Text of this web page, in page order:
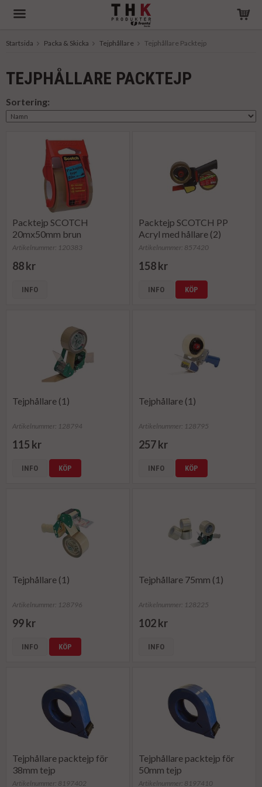
Startsida Packa & Skicka Tejphållare Tejphållare Packtejp
TEJPHÅLLARE PACKTEJP
Sortering:
Packtejp SCOTCH
20mx50mm brun
Artikelnummer: 120383
88 kr
INFO
Packtejp SCOTCH PP
Acryl med hållare (2)
Artikelnummer: 857420
158 kr
INFO KÖP
Tejphållare (1)
Artikelnummer: 128794
115 kr
INFO KÖP
Tejphållare (1)
Artikelnummer: 128795
257 kr
INFO KÖP
Tejphållare (1)
Artikelnummer: 128796
99 kr
INFO KÖP
Tejphållare 75mm (1)
Artikelnummer: 128225
102 kr
INFO
Tejphållare packtejp för
38mm tejp
Artikelnummer: 8197402
Tejphållare packtejp för
50mm tejp
Artikelnummer: 8197410